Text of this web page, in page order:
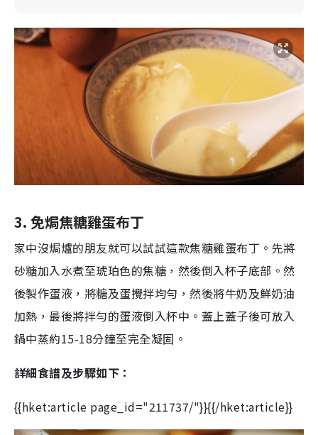
3. 免焗焦糖雞蛋布丁
家中沒焗爐的朋友就可以試試這款焦糖雞蛋布丁。先將
砂糖加入水煮至琥珀色的焦糖，然後倒入杯子底部。然
後製作蛋液，將糖及蛋攪拌均勻，然後將牛奶及鮮奶油
加熱，最後將拌勻的蛋液倒入杯中。蓋上蓋子後可放入
鍋中蒸約15-18分鐘至完全凝固。
詳細食譜及步驟如下：
{{hket:article page_id="211737/"}}{{/hket:article}}